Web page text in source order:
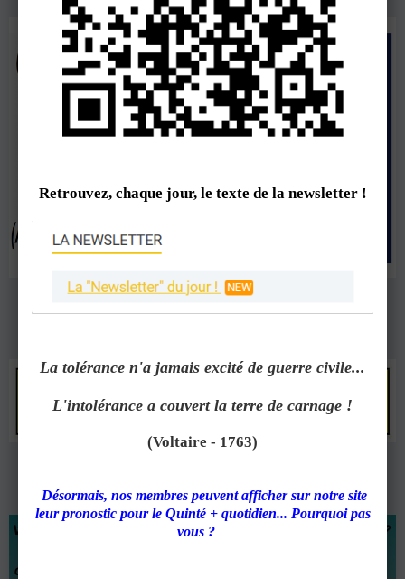
Retrouvez, chaque jour, le texte de la newsletter !
La tolérance n'a jamais excité de guerre civile...
L'intolérance a couvert la terre de carnage !
(Voltaire - 1763)
Désormais, nos membres peuvent afficher sur notre site
leur pronostic pour le Quinté + quotidien... Pourquoi pas
vous ?